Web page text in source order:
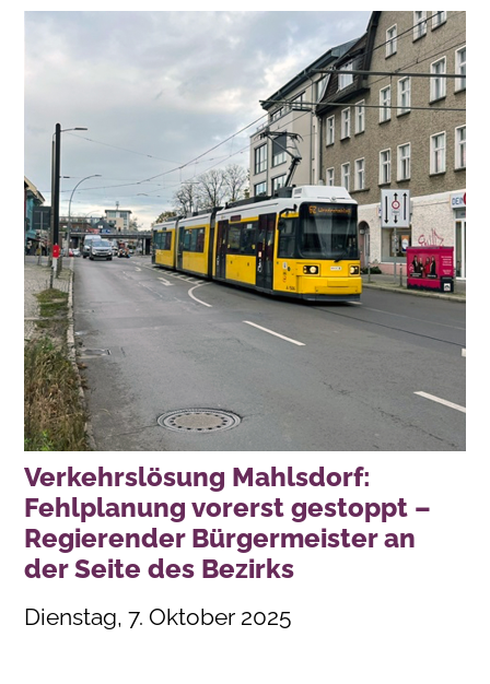
Verkehrslösung Mahlsdorf:
Fehlplanung vorerst gestoppt –
Regierender Bürgermeister an
der Seite des Bezirks
Dienstag, 7. Oktober 2025